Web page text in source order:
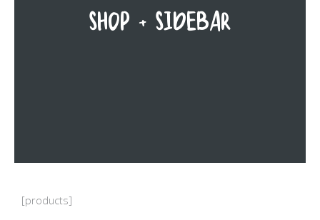
Shop + Sidebar
[products]